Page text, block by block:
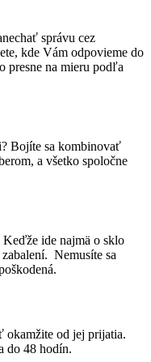
správu cez
kde Vám odpovieme do
presne na mieru podľa
Bojíte sa kombinovať
a všetko spoločne
ide najmä o sklo
Nemusíte sa
okamžite od jej prijatia.
do 48 hodín.